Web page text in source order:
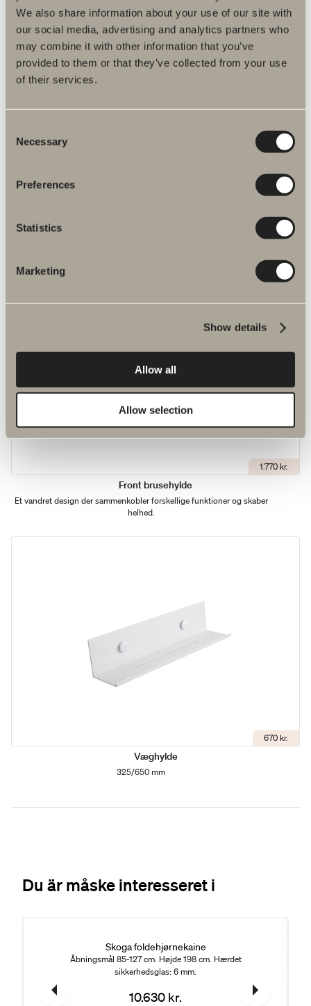
We also share information about your use of our site with
our social media, advertising and analytics partners who
may combine it with other information that you’ve
provided to them or that they’ve collected from your use
of their services.
Selection
Necessary
Preferences
Statistics
Marketing
Show details
Allow all
Allow selection
1.770 kr.
Front brusehylde
Et vandret design der sammenkobler forskellige funktioner og skaber
helhed.
670 kr.
Væghylde
325/650 mm
Du är måske interesseret i
Skoga foldehjørnekaine
Åbningsmål 85-127 cm. Højde 198 cm. Hærdet
sikkerhedsglas: 6 mm.
10.630 kr.